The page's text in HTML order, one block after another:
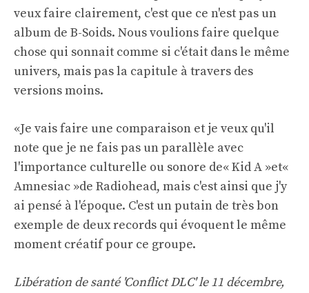
veux faire clairement, c'est que ce n'est pas un
album de B-Soids. Nous voulions faire quelque
chose qui sonnait comme si c'était dans le même
univers, mais pas la capitule à travers des
versions moins.
«Je vais faire une comparaison et je veux qu'il
note que je ne fais pas un parallèle avec
l'importance culturelle ou sonore de« Kid A »et«
Amnesiac »de Radiohead, mais c'est ainsi que j'y
ai pensé à l'époque. C'est un putain de très bon
exemple de deux records qui évoquent le même
moment créatif pour ce groupe.
Libération de santé 'Conflict DLC' le 11 décembre,